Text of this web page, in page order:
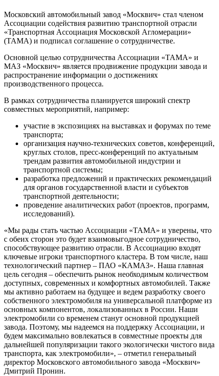
Московский автомобильный завод «Москвич» стал членом
Ассоциации содействия развитию транспортной отрасли
«Транспортная Ассоциация Московской Агломерации»
(ТАМА) и подписал соглашение о сотрудничестве.
Основной целью сотрудничества Ассоциации «ТАМА» и
МАЗ «Москвич» является продвижение продукции завода и
распространение информации о достижениях
производственного процесса.
В рамках сотрудничества планируется широкий спектр
совместных мероприятий, например:
участие в экспозициях на выставках и форумах по теме
транспорта;
организация научно-технических советов, конференций,
круглых столов, пресс-конференций по актуальным
трендам развития автомобильной индустрии и
транспортной системы;
разработка предложений и практических рекомендаций
для органов государственной власти и субъектов
транспортной деятельности;
проведение аналитических работ (проектов, программ,
исследований).
«Мы рады стать частью Ассоциации «ТАМА» и уверены, что
с обеих сторон это будет взаимовыгодное сотрудничество,
способствующее развитию отрасли. В Ассоциацию входят
ключевые игроки транспортного кластера. В том числе, наш
технологический партнер – ПАО «КАМАЗ». Наша главная
цель сегодня – обеспечить рынок необходимым количеством
доступных, современных и комфортных автомобилей. Также
мы активно работаем на будущее и ведем разработку своего
собственного электромобиля на универсальной платформе из
основных компонентов, локализованных в России. Наши
электромобили со временем станут основной продукцией
завода. Поэтому, мы надеемся на поддержку Ассоциации, и
будем максимально вовлекаться в совместные проекты для
дальнейшей популяризации такого экологически чистого вида
транспорта, как электромобили», – отметил генеральный
директор Московского автомобильного завода «Москвич»
Дмитрий Пронин.